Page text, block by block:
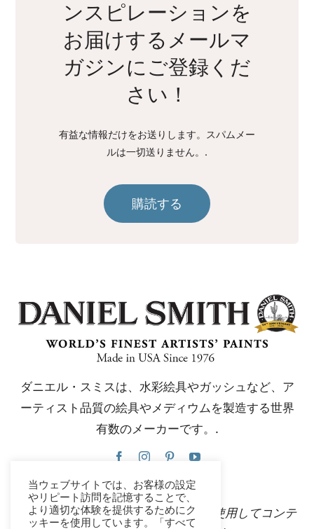
ンスピレーションを
お届けするメールマ
ガジンにご登録くだ
さい！
有益な情報だけをお送りします。スパムメー
ルは一切送りません。.
購読する
ダニエル・スミスは、水彩絵具やガッシュなど、ア
ーティスト品質の絵具やメディウムを製造する世界
有数のメーカーです。.
このウェブサイトは、Google翻訳を使用してコンテ
当ウェブサイトでは、お客様の設定
やリピート訪問を記憶することで、
より適切な体験を提供するためにク
ッキーを使用しています。「すべて